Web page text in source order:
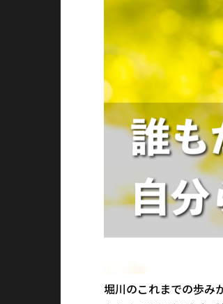
堀川のこれまでの歩み